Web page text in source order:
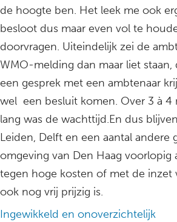
de hoogte ben. Het leek me ook
besloot dus maar even vol te
doorvragen. Uiteindelijk zei de
WMO-melding dan maar liet staan,
een gesprek met een ambtenaar
wel een besluit komen. Over 3 à 4
lang was de wachttijd.En dus
Leiden, Delft en een aantal andere
omgeving van Den Haag voorlopig
tegen hoge kosten of met de inzet
ook nog vrij prijzig is.
Ingewikkeld en onoverzichtelijk